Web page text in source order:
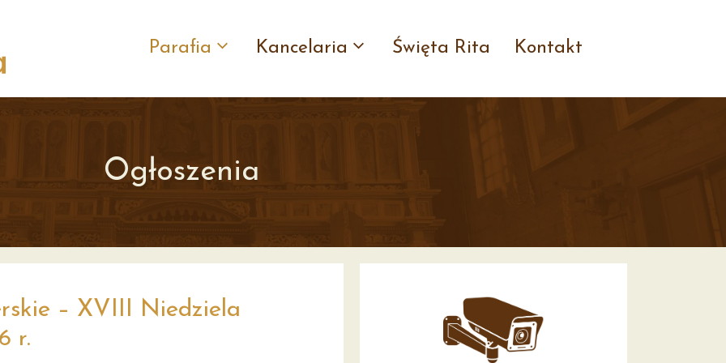
Parafia Kancelaria Święta Rita Kontakt
Ogłoszenia
– XVIII Niedziela
r.